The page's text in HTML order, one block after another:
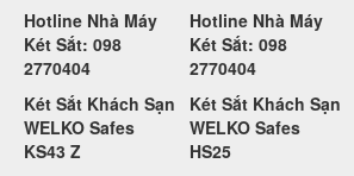
Hotline Nhà Máy
Két Sắt: 098
2770404
Két Sắt Khách Sạn
WELKO Safes
KS43 Z
Hotline Nhà Máy
Két Sắt: 098
2770404
Két Sắt Khách Sạn
WELKO Safes
HS25